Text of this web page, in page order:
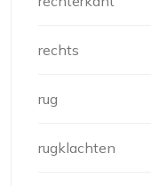
rechts
rug
rugklachten